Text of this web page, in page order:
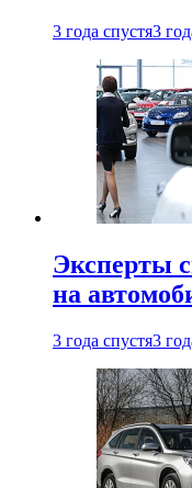
3 года спустя3
Эксперты
на
3 года спустя3